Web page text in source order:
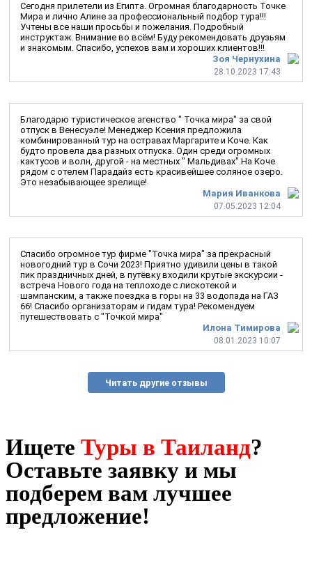
Зоя Чернухина
28.10.2023 17:43
Сегодня прилетели из Египта. Огромная благодарность Точке
Мира и лично Алине за профессиональный подбор тура!!!
Учтены все наши просьбы и пожелания. Подробный
инструктаж. Внимание во всём! Буду рекомендовать друзьям
и знакомым. Спасибо, успехов вам и хороших клиентов!!!
Мария Иванкова
07.05.2023 12:04
Благодарю туристическое агенство " Точка мира" за свой
отпуск в Венесуэле! Менеджер Ксения предложила
комбинированный тур на остравах Маргарите и Коче. Как
будто провела два разных отпуска. Один среди огромных
кактусов и волн, другой - на местных " Мальдивах".На Коче
рядом с отелем Парадайз есть красивейшее соляное озеро.
Это незабывающее зрелище!
Илона Тимирова
08.01.2023 10:07
Спасибо огромное тур фирме "Точка мира" за прекрасный
новогодний тур в Сочи 2023! Приятно удивили цены в такой
пик праздничных дней, в путёвку входили крутые экскурсии -
встреча Нового года на теплоходе с лискотекой и
шампанским, а также поездка в горы на 33 водопада на ГАЗ
66! Спасибо организаторам и гидам тура! Рекомендуем
путешествовать с "Точкой мира"
Читать другие отзывы
Ищете Туры в Таиланд?
Оставьте заявку и мы
подберем вам лучшее
предложение!